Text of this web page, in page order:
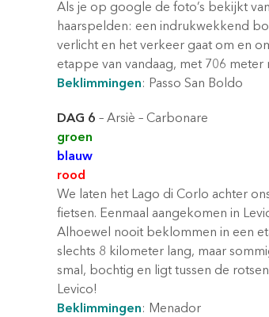
Als je op google de foto’s bekijkt
haarspelden: een indrukwekkend
verlicht en het verkeer gaat om en
etappe van vandaag, met 706
Beklimmingen: Passo San Boldo
DAG 6 – Arsiè – Carbonare
groen
blauw
rood
We laten het Lago di Corlo achter
fietsen. Eenmaal aangekomen in
Alhoewel nooit beklommen in een
slechts 8 kilometer lang, maar
smal, bochtig en ligt tussen de
Levico!
Beklimmingen: Menador